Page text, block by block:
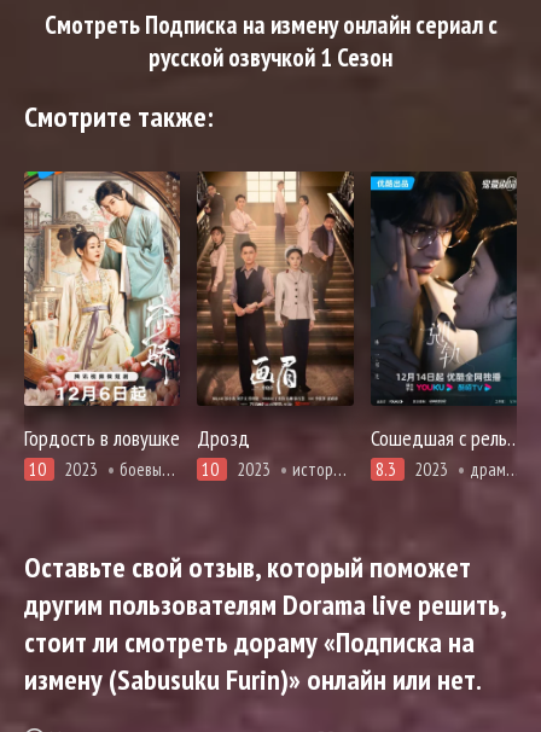
Смотреть Подписка на измену онлайн сериал с
русской озвучкой 1 Сезон
Смотрите также:
Гордость в ловушке
10 2023 боевые искусства, история, комедия, романтика
Дрозд
10 2023 история, криминал, романтика, триллер
Сошедшая с рельсов
8.3 2023 драма, повседневность, романтика, фэнтези
Оставьте свой отзыв, который поможет
другим пользователям Dorama live решить,
стоит ли смотреть дораму «Подписка на
измену (Sabusuku Furin)» онлайн или нет.